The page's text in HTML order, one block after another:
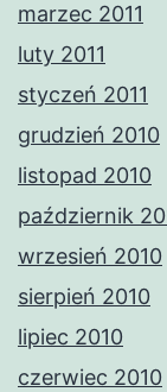
marzec 2011
luty 2011
styczeń 2011
grudzień 2010
listopad 2010
październik
wrzesień 2010
sierpień 2010
lipiec 2010
czerwiec 2010